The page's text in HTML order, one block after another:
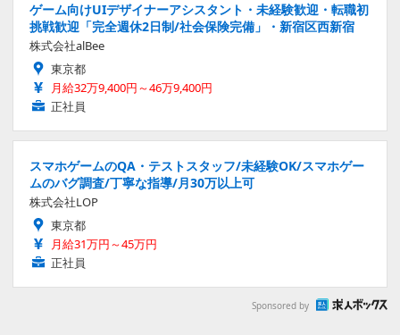
ゲーム向けUIデザイナーアシスタント・未経験歓迎・転職初
挑戦歓迎「完全週休2日制/社会保険完備」・新宿区西新宿
株式会社alBee
東京都
月給32万9,400円～46万9,400円
正社員
スマホゲームのQA・テストスタッフ/未経験OK/スマホゲー
ムのバグ調査/丁寧な指導/月30万以上可
株式会社LOP
東京都
月給31万円～45万円
正社員
Sponsored by